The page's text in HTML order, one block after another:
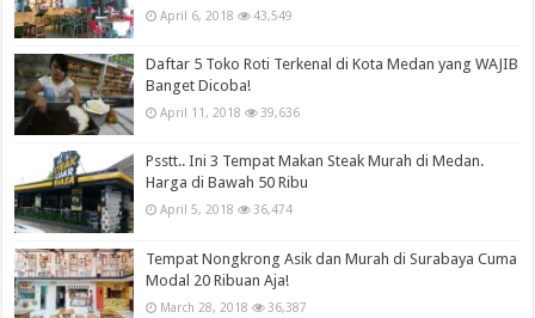
April 6, 2018 43,549
Daftar 5 Toko Roti Terkenal di Kota Medan yang WAJIB
Banget Dicoba!
April 11, 2018 39,636
Psstt.. Ini 3 Tempat Makan Steak Murah di Medan.
Harga di Bawah 50 Ribu
April 5, 2018 36,474
Tempat Nongkrong Asik dan Murah di Surabaya Cuma
Modal 20 Ribuan Aja!
March 28, 2018 36,387